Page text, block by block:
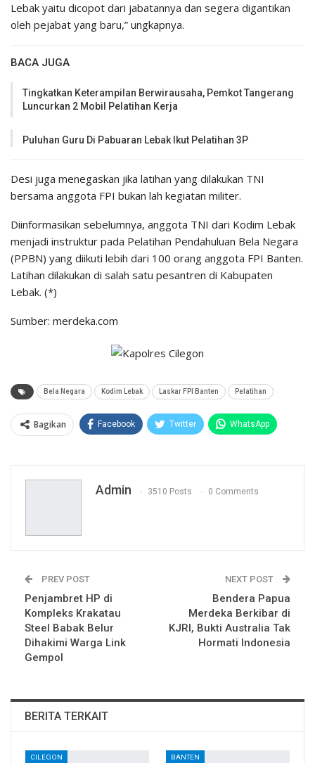
Lebak yaitu dicopot dari jabatannya dan segera digantikan
oleh pejabat yang baru,” ungkapnya.
BACA JUGA
Tingkatkan Keterampilan Berwirausaha, Pemkot Tangerang
Luncurkan 2 Mobil Pelatihan Kerja
Puluhan Guru Di Pabuaran Lebak Ikut Pelatihan 3P
Desi juga menegaskan jika latihan yang dilakukan TNI
bersama anggota FPI bukan lah kegiatan militer.
Diinformasikan sebelumnya, anggota TNI dari Kodim Lebak
menjadi instruktur pada Pelatihan Pendahuluan Bela Negara
(PPBN) yang diikuti lebih dari 100 orang anggota FPI Banten.
Latihan dilakukan di salah satu pesantren di Kabupaten
Lebak. (*)
Sumber: merdeka.com
Bela Negara Kodim Lebak Laskar FPI Banten Pelatihan
Bagikan Facebook Twitter WhatsApp
Admin 3510 Posts 0 Comments
PREV POST
Penjambret HP di
Kompleks Krakatau
Steel Babak Belur
Dihakimi Warga Link
Gempol
NEXT POST
Bendera Papua
Merdeka Berkibar di
KJRI, Bukti Australia Tak
Hormati Indonesia
BERITA TERKAIT
CILEGON BANTEN